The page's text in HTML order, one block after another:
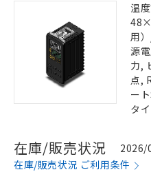
温
用
源
力,
点,
ー
タ
在庫/販売状況
2026/
在庫/販売状況 ご利用条件